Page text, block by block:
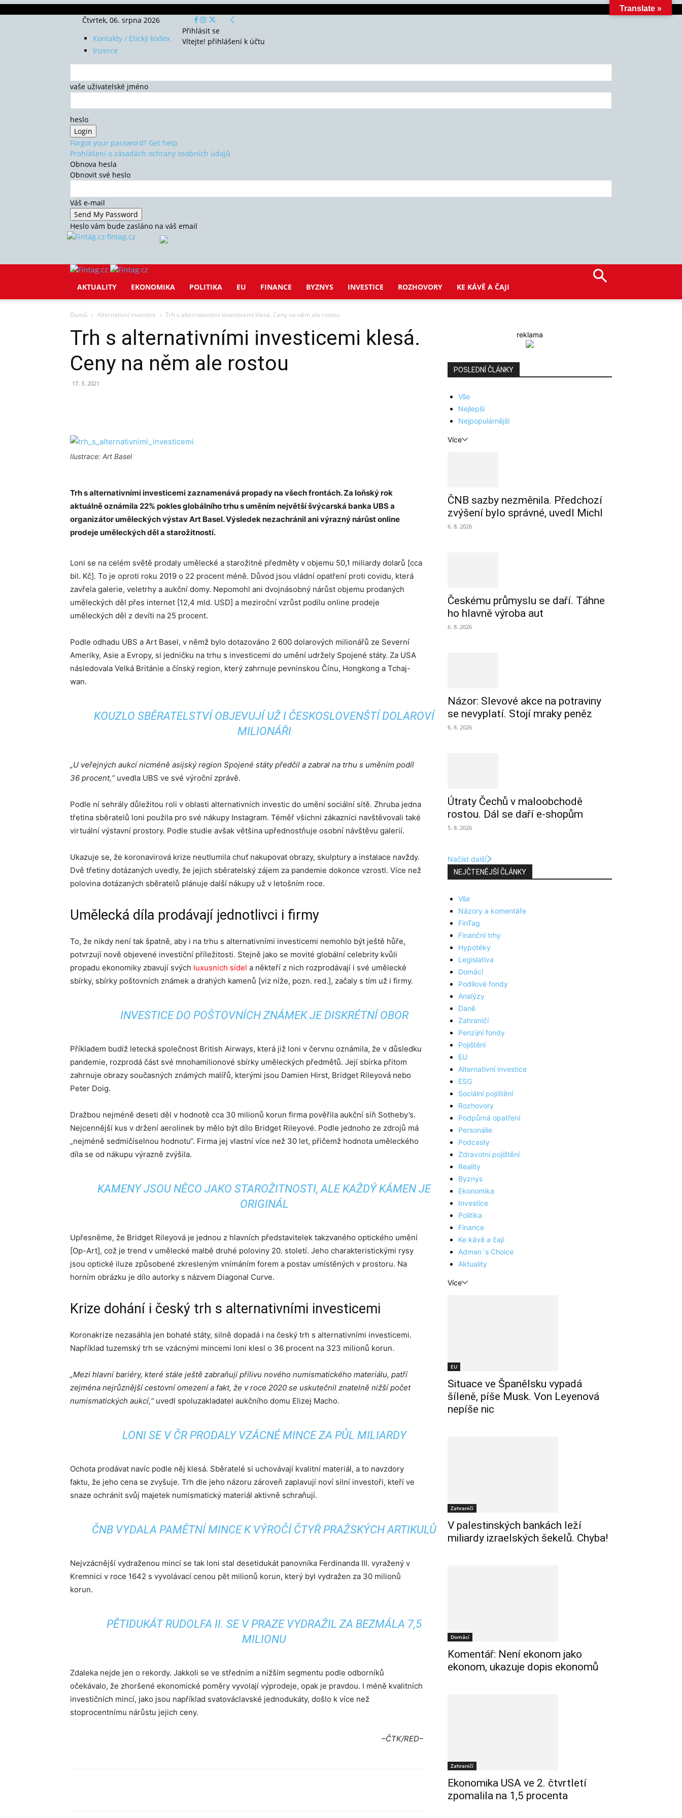
Čtvrtek, 06. srpna 2026
Kontakty / Etický kodex
Inzerce
Přihlásit se
Vítejte! přihlášení k účtu
vaše uživatelské jméno
heslo
Forgot your password? Get help
Prohlášení o zásadách ochrany osobních údajů
Obnova hesla
Obnovit své heslo
Váš e-mail
Heslo vám bude zasláno na váš email
fintag.cz
AKTUALITY EKONOMIKA POLITIKA EU FINANCE BYZNYS INVESTICE ROZHOVORY KE KÁVĚ A ČAJI
Domů Alternativní investice Trh s alternativními investicemi klesá. Ceny na něm ale rostou
Trh s alternativními investicemi klesá.
Ceny na něm ale rostou
17. 3. 2021
Ilustrace: Art Basel
Trh s alternativními investicemi zaznamenává propady na všech frontách. Za loňský rok
aktuálně oznámila 22% pokles globálního trhu s uměním největší švýcarská banka UBS a
organizátor uměleckých výstav Art Basel. Výsledek nezachránil ani výrazný nárůst online
prodeje uměleckých děl a starožitností.
Loni se na celém světě prodaly umělecké a starožitné předměty v objemu 50,1 miliardy dolarů [cca
bil. Kč]. To je oproti roku 2019 o 22 procent méně. Důvod jsou vládní opatření proti covidu, která
zavřela galerie, veletrhy a aukční domy. Nepomohl ani dvojnásobný nárůst objemu prodaných
uměleckých děl přes internet [12,4 mld. USD] a meziroční vzrůst podílu online prodeje
uměleckých děl z devíti na 25 procent.
Podle odhadu UBS a Art Basel, v němž bylo dotazováno 2 600 dolarových milionářů ze Severní
Ameriky, Asie a Evropy, si jedničku na trhu s investicemi do umění udržely Spojené státy. Za USA
následovala Velká Británie a čínský region, který zahrnuje pevninskou Čínu, Hongkong a Tchaj-
wan.
KOUZLO SBĚRATELSTVÍ OBJEVUJÍ UŽ I ČESKOSLOVENŠTÍ DOLAROVÍ
MILIONÁŘI
„U veřejných aukcí nicméně asijský region Spojené státy předčil a zabral na trhu s uměním podíl
36 procent,“ uvedla UBS ve své výroční zprávě.
Podle ní sehrály důležitou roli v oblasti alternativních investic do umění sociální sítě. Zhruba jedna
třetina sběratelů loni použila pro své nákupy Instagram. Téměř všichni zákazníci navštěvovali také
virtuální výstavní prostory. Podle studie avšak většina upřednostňuje osobní návštěvu galerií.
Ukazuje se, že koronavirová krize neutlumila chuť nakupovat obrazy, skulptury a instalace navždy.
Dvě třetiny dotázaných uvedly, že jejich sběratelský zájem za pandemie dokonce vzrostl. Více než
polovina dotázaných sběratelů plánuje další nákupy už v letošním roce.
Umělecká díla prodávají jednotlivci i firmy
To, že nikdy není tak špatně, aby i na trhu s alternativními investicemi nemohlo být ještě hůře,
potvrzují nově objevené investiční příležitosti. Stejně jako se movité globální celebrity kvůli
propadu ekonomiky zbavují svých luxusních sídel a někteří z nich rozprodávají i své umělecké
sbírky, sbírky poštovních známek a drahých kamenů [viz níže, pozn. red.], začaly s tím už i firmy.
INVESTICE DO POŠTOVNÍCH ZNÁMEK JE DISKRÉTNÍ OBOR
Příkladem budiž letecká společnost British Airways, která již loni v červnu oznámila, že v důsledku
pandemie, rozprodá část své mnohamilionové sbírky uměleckých předmětů. Její sbírka přitom
zahrnuje obrazy současných známých malířů, kterými jsou Damien Hirst, Bridget Rileyová nebo
Peter Doig.
Dražbou nejméně deseti děl v hodnotě cca 30 milionů korun firma pověřila aukční síň Sotheby’s.
Nejcennější kus v držení aerolinek by mělo být dílo Bridget Rileyové. Podle jednoho ze zdrojů má
„nejméně sedmičíselnou hodnotu“. Firma jej vlastní více než 30 let, přičemž hodnota uměleckého
díla se od nákupu výrazně zvýšila.
KAMENY JSOU NĚCO JAKO STAROŽITNOSTI, ALE KAŽDÝ KÁMEN JE
ORIGINÁL
Upřesněme, že Bridget Rileyová je jednou z hlavních představitelek takzvaného optického umění
[Op-Art], což je trend v umělecké malbě druhé poloviny 20. století. Jeho charakteristickými rysy
jsou optické iluze způsobené zkresleným vnímáním forem a postav umístěných v prostoru. Na
horním obrázku je dílo autorky s názvem Diagonal Curve.
Krize dohání i český trh s alternativními investicemi
Koronakrize nezasáhla jen bohaté státy, silně dopadá i na český trh s alternativními investicemi.
Například tuzemský trh se vzácnými mincemi loni klesl o 36 procent na 323 milionů korun.
„Mezi hlavní bariéry, které stále ještě zabraňují přílivu nového numismatického materiálu, patří
zejména nejrůznější cestovní omezení a fakt, že v roce 2020 se uskutečnil znatelně nižší počet
numismatických aukcí,“uvedl spoluzakladatel aukčního domu Elizej Macho.
LONI SE V ČR PRODALY VZÁCNÉ MINCE ZA PŮL MILIARDY
Ochota prodávat navíc podle něj klesá. Sběratelé si uchovávají kvalitní materiál, a to navzdory
faktu, že jeho cena se zvyšuje. Trh dle jeho názoru zároveň zaplavují noví silní investoři, kteří ve
snaze ochránit svůj majetek numismatický materiál aktivně schraňují.
ČNB VYDALA PAMĚTNÍ MINCE K VÝROČÍ ČTYŘ PRAŽSKÝCH ARTIKULŮ
Nejvzácnější vydraženou mincí se tak loni stal desetidukát panovníka Ferdinanda III. vyražený v
Kremnici v roce 1642 s vyvolávací cenou pět milionů korun, který byl vydražen za 30 milionů
korun.
PĚTIDUKÁT RUDOLFA II. SE V PRAZE VYDRAŽIL ZA BEZMÁLA 7,5
MILIONU
Zdaleka nejde jen o rekordy. Jakkoli se ve středním a nižším segmentu podle odborníků
očekávalo, že zhoršené ekonomické poměry vyvolají výprodeje, opak je pravdou. I méně kvalitních
investičních mincí, jako jsou například svatováclavské jednodukáty, došlo k více než
stoprocentnímu nárůstu jejich ceny.
–ČTK/RED–
reklama
POSLEDNÍ ČLÁNKY
Vše
Nejlepší
Nejpopulárnější
Více
ČNB sazby nezměnila. Předchozí
zvýšení bylo správné, uvedl Michl
6. 8. 2026
Českému průmyslu se daří. Táhne
ho hlavně výroba aut
6. 8. 2026
Názor: Slevové akce na potraviny
se nevyplatí. Stojí mraky peněz
6. 8. 2026
Útraty Čechů v maloobchodě
rostou. Dál se daří e-shopům
5. 8. 2026
Načíst další
NEJČTENĚJŠÍ ČLÁNKY
Vše
Názory a komentáře
FinTag
Finanční trhy
Hypotéky
Legislativa
Domácí
Podílové fondy
Analýzy
Daně
Zahraničí
Penzijní fondy
Pojištění
EU
Alternativní investice
ESG
Sociální pojištění
Rozhovory
Podpůrná opatření
Personálie
Podcasty
Zdravotní pojištění
Reality
Byznys
Ekonomika
Investice
Politika
Finance
Ke kávě a čaji
Adman´s Choice
Aktuality
Více
EU
Situace ve Španělsku vypadá
šíleně, píše Musk. Von Leyenová
nepíše nic
Zahraničí
V palestinských bankách leží
miliardy izraelských šekelů. Chyba!
Domácí
Komentář: Není ekonom jako
ekonom, ukazuje dopis ekonomů
Zahraničí
Ekonomika USA ve 2. čtvrtletí
zpomalila na 1,5 procenta
Translate »